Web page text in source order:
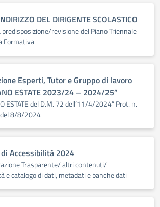
DEL DIRIGENTE SCOLASTICO
revisione del Piano Triennale
Formativa
Esperti, Tutor e Gruppo di lavoro
ESTATE 2023/24 – 2024/25”
ESTATE del D.M. 72 dell’11/4/2024” Prot. n.
8/8/2024
Accessibilità 2024
Trasparente/ altri contenuti/
e catalogo di dati, metadati e banche dati